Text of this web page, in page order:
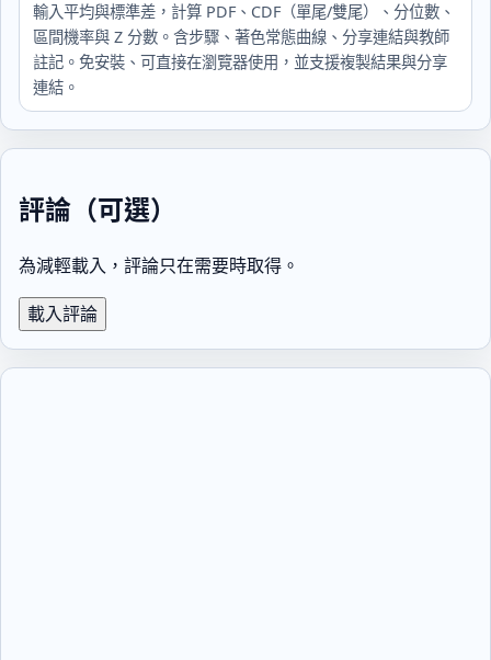
輸入平均與標準差，計算 PDF、CDF（單尾/雙尾）、分位數、
區間機率與 Z 分數。含步驟、著色常態曲線、分享連結與教師
註記。免安裝、可直接在瀏覽器使用，並支援複製結果與分享
連結。
評論（可選）
為減輕載入，評論只在需要時取得。
載入評論